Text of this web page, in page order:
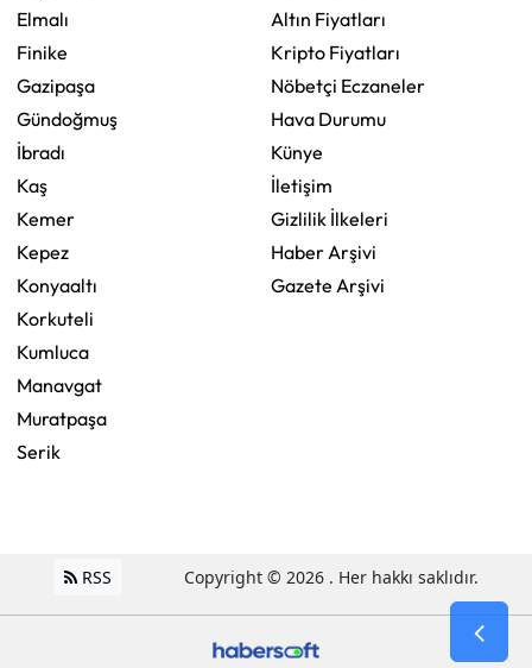
Elmalı
Finike
Gazipaşa
Gündoğmuş
İbradı
Kaş
Kemer
Kepez
Konyaaltı
Korkuteli
Kumluca
Manavgat
Muratpaşa
Serik
Altın Fiyatları
Kripto Fiyatları
Nöbetçi Eczaneler
Hava Durumu
Künye
İletişim
Gizlilik İlkeleri
Haber Arşivi
Gazete Arşivi
RSS Copyright © 2026 . Her hakkı saklıdır.